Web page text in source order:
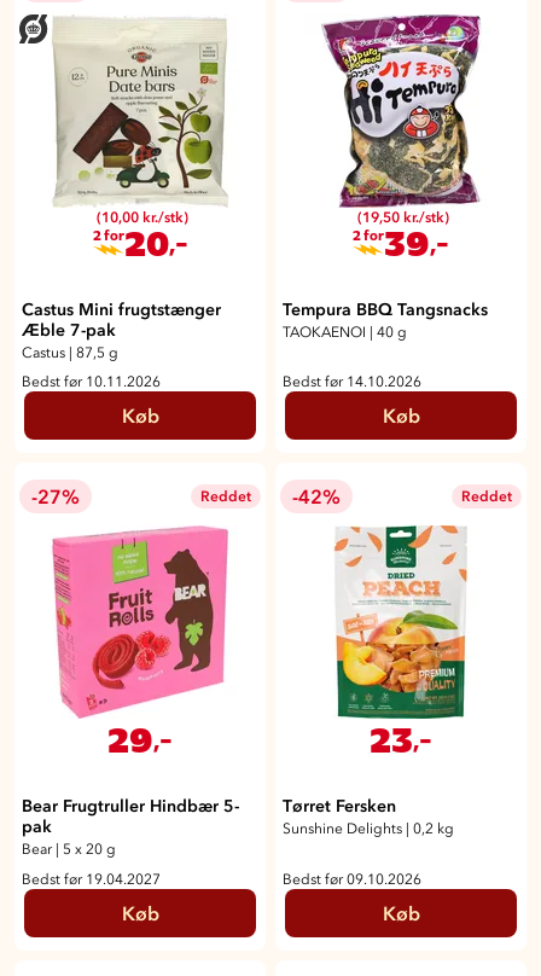
(10,00 kr./stk)
2 for20,-
Castus Mini frugtstænger
Æble 7-pak
Castus | 87,5 g
Bedst før 10.11.2026
Køb
(19,50 kr./stk)
2 for39 ,-
Tempura BBQ Tangsnacks
TAOKAENOI | 40 g
Bedst før 14.10.2026
Køb
-27% Reddet
29,-
Bear Frugtruller Hindbær 5-
pak
Bear
5 x 20 g
Bedst før 19.04.2027
Køb
-42% Reddet
23,-
Tørret Fersken
Sunshine Delights 0,2 kg
Bedst før 09.10.2026
Køb